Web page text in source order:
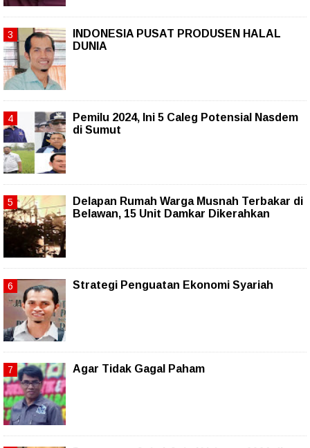
INDONESIA PUSAT PRODUSEN HALAL
DUNIA
Pemilu 2024, Ini 5 Caleg Potensial Nasdem
di Sumut
Delapan Rumah Warga Musnah Terbakar di
Belawan, 15 Unit Damkar Dikerahkan
Strategi Penguatan Ekonomi Syariah
Agar Tidak Gagal Paham